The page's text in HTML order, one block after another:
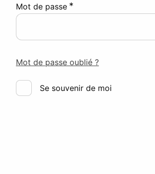
Mot de passe *
Mot de passe oublié ?
Se souvenir de moi